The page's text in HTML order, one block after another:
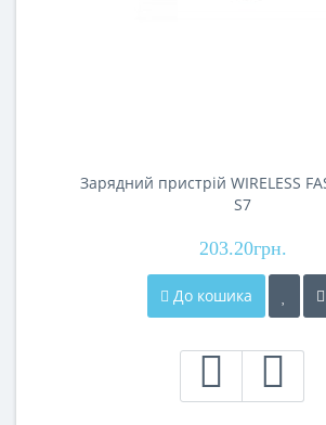
Зарядний пристрій WIRELESS
S7
203.20грн.
До кошика